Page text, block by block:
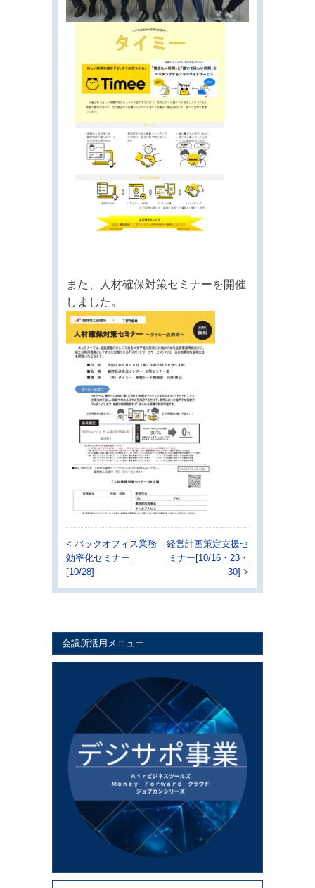
また、人材確保対策セミナーを開催
しました。
<バックオフィス業務
効率化セミナー
[10/28]
経営計画策定支援セ
ミナー[10/16・23・
30] >
会議所活用メニュー